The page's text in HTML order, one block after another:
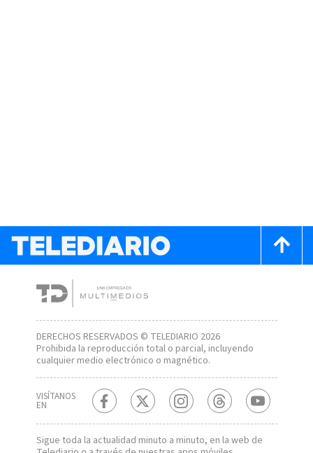
DERECHOS RESERVADOS © TELEDIARIO 2026
Prohibida la reproducción total o parcial, incluyendo
cualquier medio electrónico o magnético.
VISÍTANOS
EN
Sigue toda la actualidad minuto a minuto, en la web de